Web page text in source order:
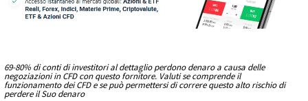
69-80% di conti di investitori al dettaglio perdono denaro a causa delle
negoziazioni in CFD con questo fornitore. Valuti se comprende il
funzionamento dei CFD e se può permettersi di correre questo alto rischio di
perdere il Suo denaro